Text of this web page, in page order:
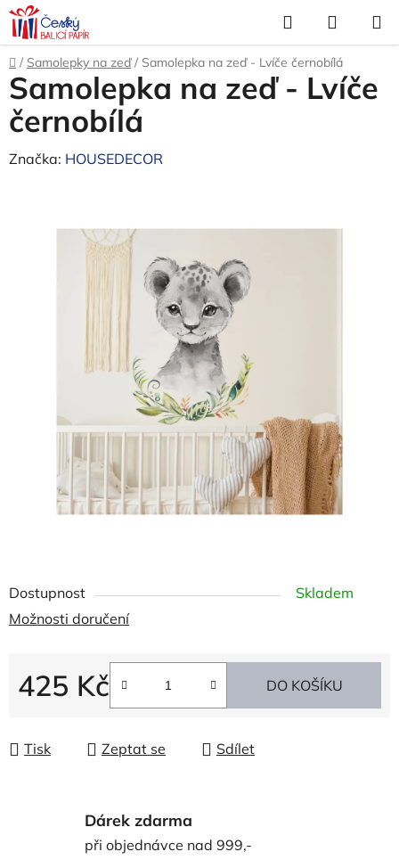
Přejít
na
obsah
Hledat
KOŠÍK
Domů
/ Samolepky na zeď / Samolepka na zeď - Lvíče černobílá
Dostupnost
Skladem
Možnosti doručení
425 Kč DO KOŠÍKU
Tisk Zeptat se Sdílet
Samolepka na zeď - Lvíče
černobílá
Značka: HOUSEDECOR
Dárek zdarma
při objednávce nad 999,-